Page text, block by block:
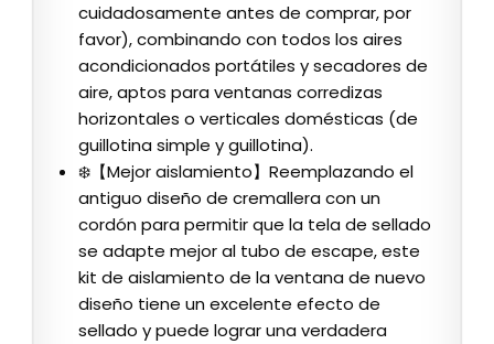
cuidadosamente antes de comprar, por
favor), combinando con todos los aires
acondicionados portátiles y secadores de
aire, aptos para ventanas corredizas
horizontales o verticales domésticas (de
guillotina simple y guillotina).
❄️【Mejor aislamiento】Reemplazando el
antiguo diseño de cremallera con un
cordón para permitir que la tela de sellado
se adapte mejor al tubo de escape, este
kit de aislamiento de la ventana de nuevo
diseño tiene un excelente efecto de
sellado y puede lograr una verdadera